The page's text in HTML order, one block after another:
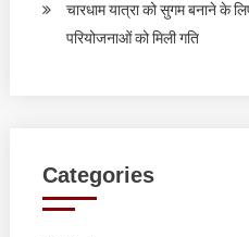
चारधाम यात्रा को सुगम बनाने के
परियोजनाओं को मिली गति
Categories